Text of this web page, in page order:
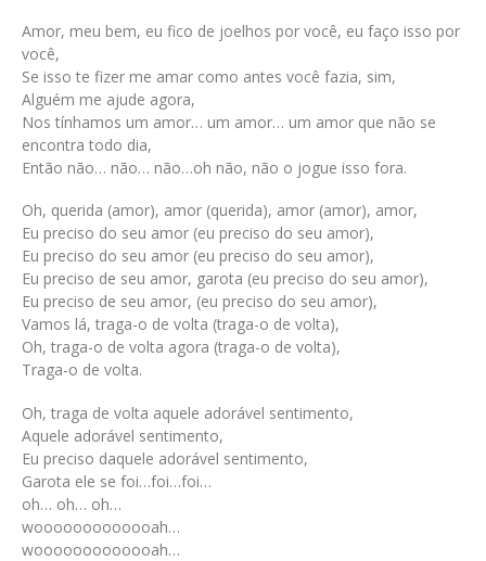
Amor, meu bem, eu fico de joelhos por você, eu faço isso por
você,
Se isso te fizer me amar como antes você fazia, sim,
Alguém me ajude agora,
Nos tínhamos um amor… um amor… um amor que não se
encontra todo dia,
Então não… não… não…oh não, não o jogue isso fora.
Oh, querida (amor), amor (querida), amor (amor), amor,
Eu preciso do seu amor (eu preciso do seu amor),
Eu preciso do seu amor (eu preciso do seu amor),
Eu preciso de seu amor, garota (eu preciso do seu amor),
Eu preciso de seu amor, (eu preciso do seu amor),
Vamos lá, traga-o de volta (traga-o de volta),
Oh, traga-o de volta agora (traga-o de volta),
Traga-o de volta.
Oh, traga de volta aquele adorável sentimento,
Aquele adorável sentimento,
Eu preciso daquele adorável sentimento,
Garota ele se foi…foi…foi…
oh… oh… oh…
wooooooooooooah…
wooooooooooooah…